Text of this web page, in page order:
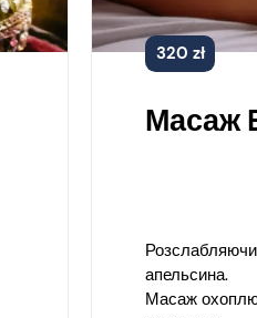
320 zł
Масаж
апельсина.
Масаж